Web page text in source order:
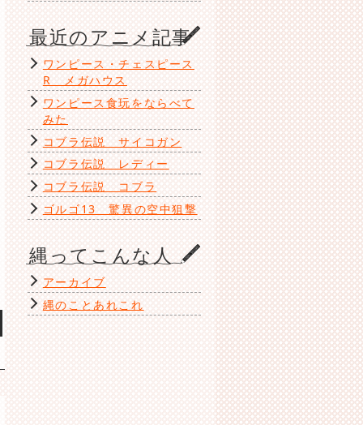
最近のアニメ記事
ワンピース・チェスピース
R メガハウス
ワンピース食玩をならべて
みた
コブラ伝説 サイコガン
コブラ伝説 レディー
コブラ伝説 コブラ
ゴルゴ13 驚異の空中狙撃
縄ってこんな人
アーカイブ
縄のことあれこれ